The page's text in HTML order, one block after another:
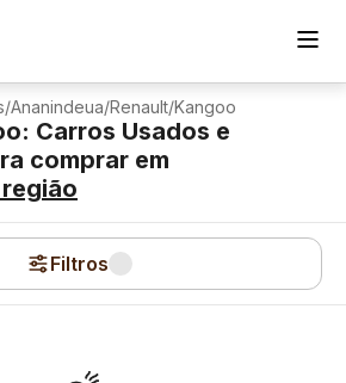
/Ananindeua/Renault/Kangoo
Carros Usados e
comprar em
Filtros